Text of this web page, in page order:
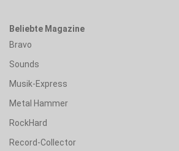
Beliebte Magazine
Bravo
Sounds
Musik-Express
Metal Hammer
RockHard
Record-Collector